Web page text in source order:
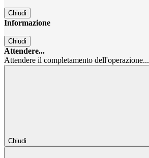
Chiudi
Informazione
Chiudi
Attendere...
Attendere il completamento dell'operazione...
Chiudi